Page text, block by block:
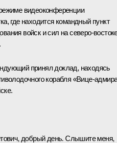
видеоконференции
где находится командный пункт
войск и сил на северо-
принял доклад, находясь
корабля «Вице-
добрый день. Слышите меня,